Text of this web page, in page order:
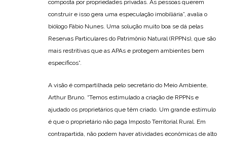
composta por propriedades privadas. As pessoas querem
construir e isso gera uma especulação imobiliária”, avalia o
biólogo Fábio Nunes. Uma solução muito boa se dá pelas
Reservas Particulares do Patrimônio Natural (RPPNs), que são
mais restritivas que as APAs e protegem ambientes bem
específicos”.
A visão é compartilhada pelo secretário do Meio Ambiente,
Arthur Bruno. “Temos estimulado a criação de RPPNs e
ajudado os proprietários que têm criado. Um grande estímulo
é que o proprietário não paga Imposto Territorial Rural. Em
contrapartida, não podem haver atividades econômicas de alto